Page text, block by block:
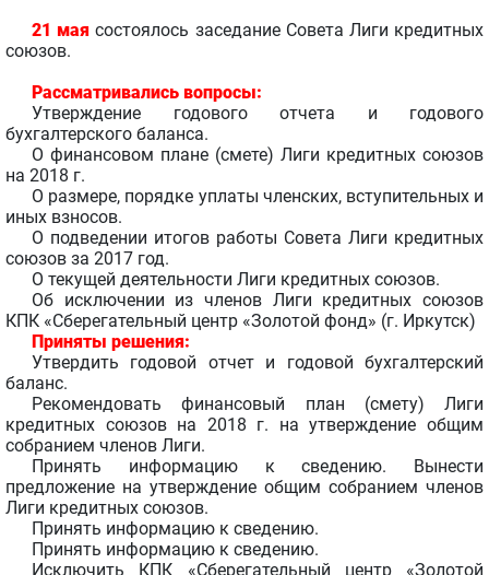
21 мая состоялось заседание Совета Лиги кредитных
союзов.
Рассматривались вопросы:
Утверждение годового отчета и годового
бухгалтерского баланса.
О финансовом плане (смете) Лиги кредитных союзов
на 2018 г.
О размере, порядке уплаты членских, вступительных и
иных взносов.
О подведении итогов работы Совета Лиги кредитных
союзов за 2017 год.
О текущей деятельности Лиги кредитных союзов.
Об исключении из членов Лиги кредитных союзов
КПК «Сберегательный центр «Золотой фонд» (г. Иркутск)
Приняты решения:
Утвердить годовой отчет и годовой бухгалтерский
баланс.
Рекомендовать финансовый план (смету) Лиги
кредитных союзов на 2018 г. на утверждение общим
собранием членов Лиги.
Принять информацию к сведению. Вынести
предложение на утверждение общим собранием членов
Лиги кредитных союзов.
Принять информацию к сведению.
Принять информацию к сведению.
Исключить КПК «Сберегательный центр «Золотой